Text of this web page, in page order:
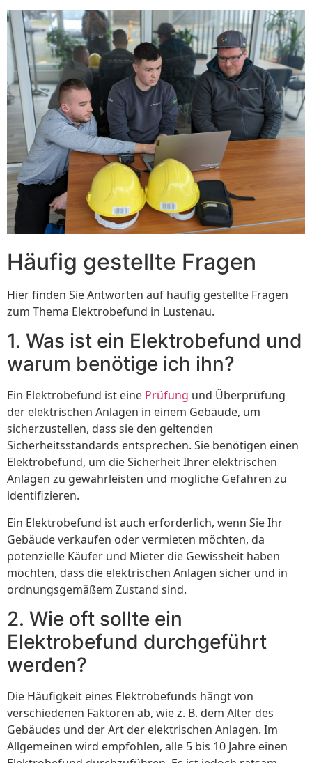
Häufig gestellte Fragen
Hier finden Sie Antworten auf häufig gestellte Fragen
zum Thema Elektrobefund in Lustenau.
1. Was ist ein Elektrobefund und
warum benötige ich ihn?
Ein Elektrobefund ist eine Prüfung und Überprüfung
der elektrischen Anlagen in einem Gebäude, um
sicherzustellen, dass sie den geltenden
Sicherheitsstandards entsprechen. Sie benötigen einen
Elektrobefund, um die Sicherheit Ihrer elektrischen
Anlagen zu gewährleisten und mögliche Gefahren zu
identifizieren.
Ein Elektrobefund ist auch erforderlich, wenn Sie Ihr
Gebäude verkaufen oder vermieten möchten, da
potenzielle Käufer und Mieter die Gewissheit haben
möchten, dass die elektrischen Anlagen sicher und in
ordnungsgemäßem Zustand sind.
2. Wie oft sollte ein
Elektrobefund durchgeführt
werden?
Die Häufigkeit eines Elektrobefunds hängt von
verschiedenen Faktoren ab, wie z. B. dem Alter des
Gebäudes und der Art der elektrischen Anlagen. Im
Allgemeinen wird empfohlen, alle 5 bis 10 Jahre einen